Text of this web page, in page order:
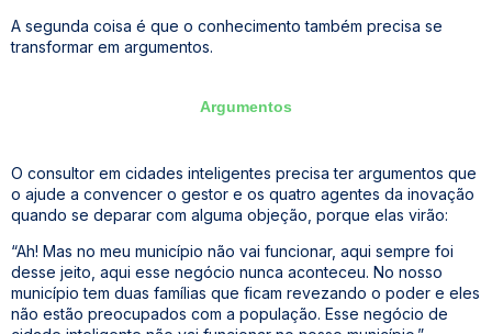
A segunda coisa é que o conhecimento também precisa se
transformar em argumentos.
Argumentos
O consultor em cidades inteligentes precisa ter argumentos que
o ajude a convencer o gestor e os quatro agentes da inovação
quando se deparar com alguma objeção, porque elas virão:
“Ah! Mas no meu município não vai funcionar, aqui sempre foi
desse jeito, aqui esse negócio nunca aconteceu. No nosso
município tem duas famílias que ficam revezando o poder e eles
não estão preocupados com a população. Esse negócio de